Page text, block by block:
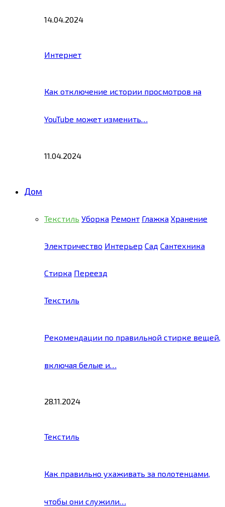
14.04.2024
Интернет
Как отключение истории просмотров на
YouTube может изменить…
11.04.2024
Дом
Текстиль Уборка Ремонт Глажка Хранение
Электричество Интерьер Сад Сантехника
Стирка Переезд
Текстиль
Рекомендации по правильной стирке вещей,
включая белые и…
28.11.2024
Текстиль
Как правильно ухаживать за полотенцами,
чтобы они служили…